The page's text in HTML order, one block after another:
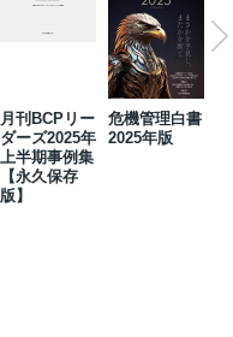
月刊BCPリー
ダーズ2025年
上半期事例集
【永久保存
版】
危機管理白書
2025年版